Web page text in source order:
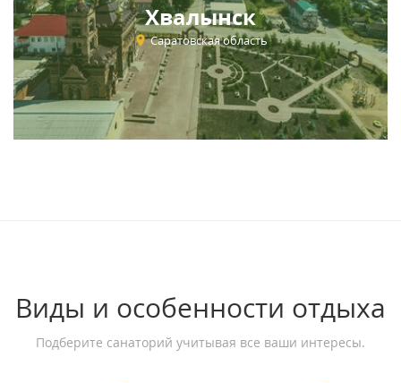
Хвалынск
Саратовская область
Виды и особенности отдыха
Подберите санаторий учитывая все ваши интересы.